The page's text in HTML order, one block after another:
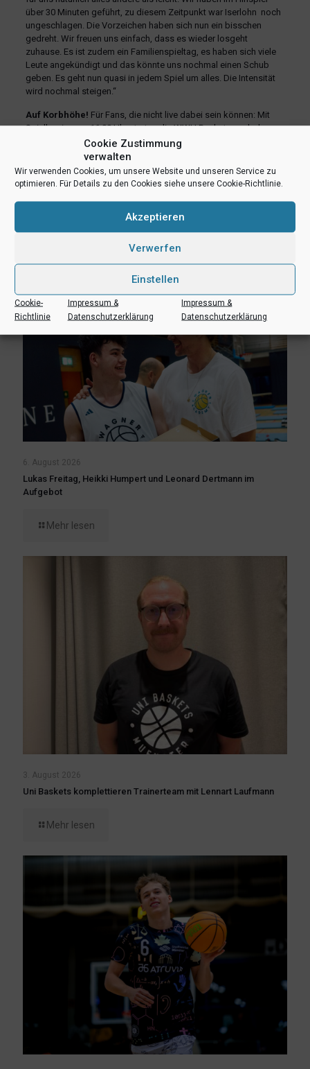
Cookie Zustimmung
verwalten
Wir verwenden Cookies, um unsere Website und unseren Service zu
optimieren. Für Details zu den Cookies siehe unsere Cookie-Richtlinie.
Akzeptieren
Verwerfen
Einstellen
Cookie-
Richtlinie
Impressum &
Datenschutzerklärung
Impressum &
Datenschutzerklärung
über 30 Minuten geführt, zu diesem Zeitpunkt war Iserlohn noch
ungeschlagen. Die Vorzeichen haben sich nun ein bisschen
gedreht. Wir freuen uns einfach, dass es wieder losgeht
zuhause. Es ist zudem ein Familienspieltag, es haben sich viele
Leute angekündigt und das könnte uns nochmal einen Schub
geben. Es geht nun quasi in jedem Spiel um alles. Die Intensität
wird nochmal steigen.“
Auf Korbhöhe! Für Fans, die nicht live dabei sein können: Mit
Spielbeginn um 16:00 Uhr starten die WWU Baskets auch den
BALLSIDE Livetickerder BARMER 2. Basketball Bundesliga.
teilen teilen E-Mail
Ähnliche Beiträge
6. August 2026
Lukas Freitag, Heikki Humpert und Leonard Dertmann im
Aufgebot
Mehr lesen
3. August 2026
Uni Baskets komplettieren Trainerteam mit Lennart Laufmann
Mehr lesen